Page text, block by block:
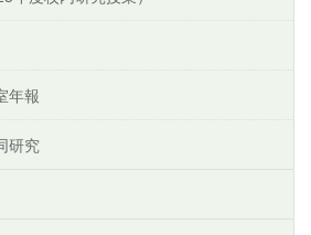
年報
研究